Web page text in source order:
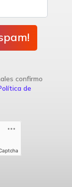
confirmo
de